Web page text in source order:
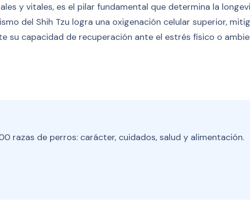
y vitales, es el pilar fundamental que determina la
del Shih Tzu logra una oxigenación celular superior,
su capacidad de recuperación ante el estrés físico o
razas de perros: carácter, cuidados, salud y alimentación.